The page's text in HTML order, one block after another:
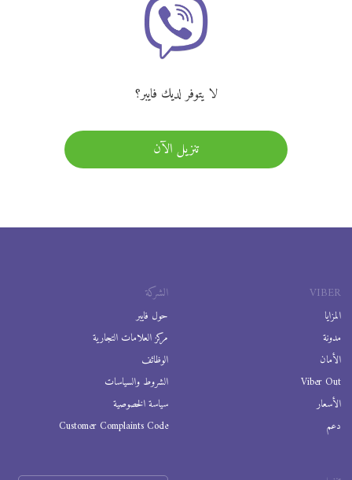
لا يتوفر لديك فايبر؟
تنزيل الآن
VIBER
المزايا
مدونة
الأمان
Viber Out
الأسعار
دعم
الشركة
حول فايبر
مركز العلامات التجارية
الوظائف
الشروط والسياسات
سياسة الخصوصية
Customer Complaints Code